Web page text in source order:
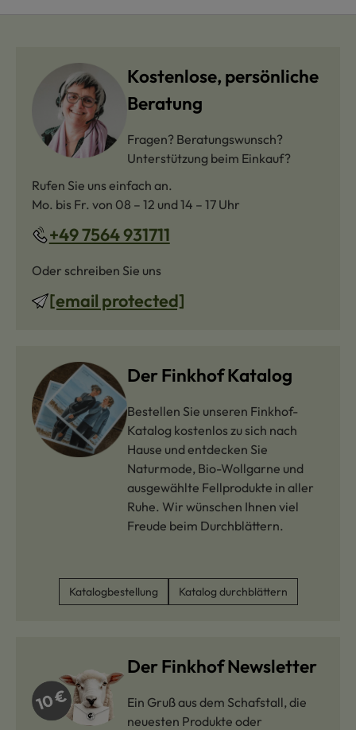
Kostenlose, persönliche
Beratung
Fragen? Beratungswunsch?
Unterstützung beim Einkauf?
Rufen Sie uns einfach an.
Mo. bis Fr. von 08 – 12 und 14 – 17 Uhr
+49 7564 931711
Oder schreiben Sie uns
[email protected]
Der Finkhof Katalog
Bestellen Sie unseren Finkhof-
Katalog kostenlos zu sich nach
Hause und entdecken Sie
Naturmode, Bio-Wollgarne und
ausgewählte Fellprodukte in aller
Ruhe. Wir wünschen Ihnen viel
Freude beim Durchblättern.
Katalogbestellung Katalog durchblättern
Der Finkhof Newsletter
Ein Gruß aus dem Schafstall, die
neuesten Produkte oder